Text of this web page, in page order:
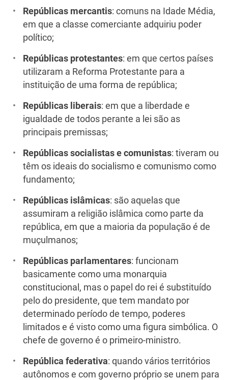
Repúblicas mercantis: comuns na Idade Média,
em que a classe comerciante adquiriu poder
político;
Repúblicas protestantes: em que certos países
utilizaram a Reforma Protestante para a
instituição de uma forma de república;
Repúblicas liberais: em que a liberdade e
igualdade de todos perante a lei são as
principais premissas;
Repúblicas socialistas e comunistas: tiveram ou
têm os ideais do socialismo e comunismo como
fundamento;
Repúblicas islâmicas: são aquelas que
assumiram a religião islâmica como parte da
república, em que a maioria da população é de
muçulmanos;
Repúblicas parlamentares: funcionam
basicamente como uma monarquia
constitucional, mas o papel do rei é substituído
pelo do presidente, que tem mandato por
determinado período de tempo, poderes
limitados e é visto como uma figura simbólica. O
chefe de governo é o primeiro-ministro.
República federativa: quando vários territórios
autônomos e com governo próprio se unem para